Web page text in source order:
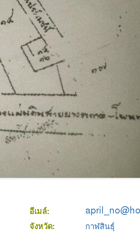
อีเมล์:
จังหวัด: กาฬสินธุ์